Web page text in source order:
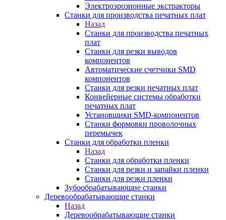
Электроэрозионные экстракторы
Станки для производства печатных плат
Назад
Станки для производства печатных
плат
Станки для резки выводов
компонентов
Автоматические счетчики SMD
компонентов
Станки для резки печатных плат
Конвейерные системы обработки
печатных плат
Установщики SMD-компонентов
Станки формовки проволочных
перемычек
Станки для обработки пленки
Назад
Станки для обработки пленки
Станки для резки и запайки пленки
Станки для резки пленки
Зубообрабатывающие станки
Деревообрабатывающие станки
Назад
Деревообрабатывающие станки